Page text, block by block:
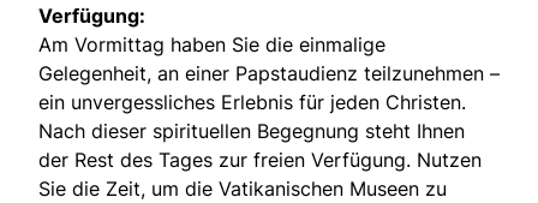
Verfügung:
Am Vormittag haben Sie die einmalige
Gelegenheit, an einer Papstaudienz teilzunehmen –
ein unvergessliches Erlebnis für jeden Christen.
Nach dieser spirituellen Begegnung steht Ihnen
der Rest des Tages zur freien Verfügung. Nutzen
Sie die Zeit, um die Vatikanischen Museen zu